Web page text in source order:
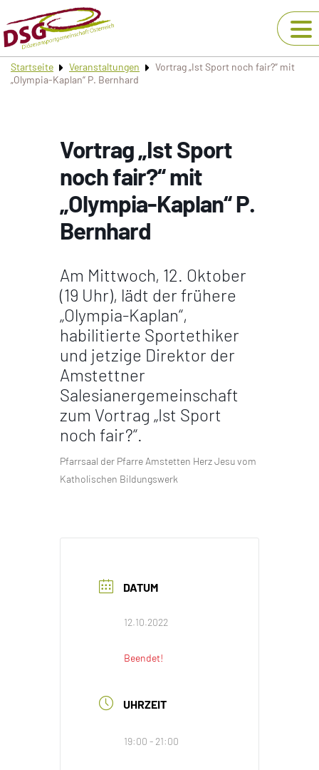
Startseite Veranstaltungen
Vortrag „Ist Sport noch fair?“ mit
„Olympia-Kaplan“ P. Bernhard
Vortrag „Ist Sport
noch fair?“ mit
„Olympia-Kaplan“ P.
Bernhard
Am Mittwoch, 12. Oktober
(19 Uhr), lädt der frühere
„Olympia-Kaplan“,
habilitierte Sportethiker
und jetzige Direktor der
Amstettner
Salesianergemeinschaft
zum Vortrag „Ist Sport
noch fair?“.
Pfarrsaal der Pfarre Amstetten Herz Jesu vom
Katholischen Bildungswerk
DATUM
12.10.2022
Beendet!
UHRZEIT
19:00 - 21:00